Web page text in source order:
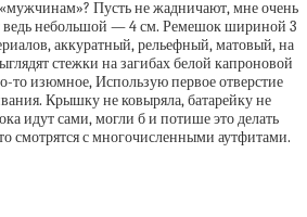
«мужчинам»? Пусть не жадничают, мне очень
небольшой — 4 см. Ремешок шириной 3
аккуратный, рельефный, матовый, на
стежки на загибах белой капроновой
то изюмное, Использую первое отверстие
Крышку не ковыряла, батарейку не
идут сами, могли б и потише это делать
смотрятся с многочисленными аутфитами.